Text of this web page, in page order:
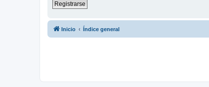
Registrarse
Inicio Índice general